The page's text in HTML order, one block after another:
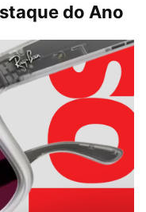
do Ano